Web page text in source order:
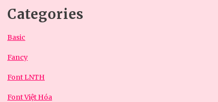
Categories
Basic
Fancy
Font LNTH
Font Việt Hóa